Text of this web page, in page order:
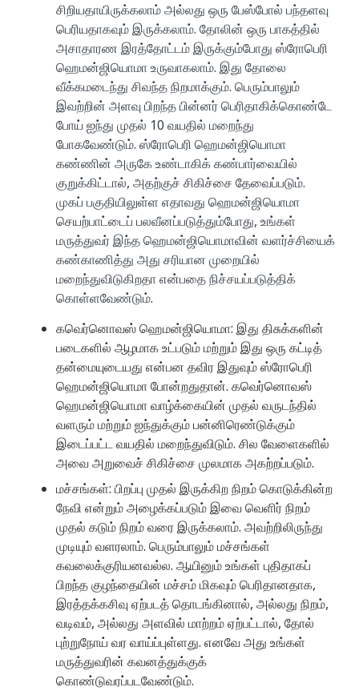
சிறியதாயிருக்கலாம் அல்லது ஒரு பேஸ்போல் பந்தளவு
பெரியதாகவும் இருக்கலாம். தோலின் ஒரு பாகத்தில்
அசாதாரண இரத்தோட்டம் இருக்கும்போது ஸ்ரோபெரி
ஹெமன்ஜியொமா உருவாகலாம். இது தோலை
வீக்கமடைந்து சிவந்த நிறமாக்கும். பெரும்பாலும்
இவற்றின் அளவு பிறந்த பின்னர் பெரிதாகிக்கொண்டே
போய் ஐந்து முதல் 10 வயதில் மறைந்து
போகவேண்டும். ஸ்ரோபெரி ஹெமன்ஜியொமா
கண்ணின் அருகே உண்டாகிக் கண்பார்வையில்
குறுக்கிட்டால், அதற்குச் சிகிச்சை தேவைப்படும்.
முகப் பகுதியிலுள்ள எதாவது ஹெமன்ஜியொமா
செயற்பாட்டைப் பலவீனப்படுத்தும்போது, உங்கள்
மருத்துவர் இந்த ஹெமன்ஜியொமாவின் வளர்ச்சியைக்
கண்காணித்து அது சரியான முறையில்
மறைந்துவிடுகிறதா என்பதை நிச்சயப்படுத்திக்
கொள்ளவேண்டும்.
கவெர்னொவஸ் ஹெமன்ஜியொமா: இது திசுக்களின்
படைகளில் ஆழமாக உட்படும் மற்றும் இது ஒரு கட்டித்
தன்மையுடையது என்பன தவிர இதுவும் ஸ்ரோபெரி
ஹெமன்ஜியொமா போன்றதுதான். கவெர்னொவஸ்
ஹெமன்ஜியொமா வாழ்க்கையின் முதல் வருடந்தில்
வளரும் மற்றும் ஐந்துக்கும் பன்னிரெண்டுக்கும்
இடைப்பட்ட வயதில் மறைந்துவிடும். சில வேளைகளில்
அவை அறுவைச் சிகிச்சை முலமாக அகற்றப்படும்.
மச்சங்கள்: பிறப்பு முதல் இருக்கிற நிறம் கொடுக்கின்ற
நேவி என்றும் அழைக்கப்படும் இவை வெளிர் நிறம்
முதல் கடும் நிறம் வரை இருக்கலாம். அவற்றிலிருந்து
முடியும் வளரலாம். பெரும்பாலும் மச்சங்கள்
கவலைக்குரியனவல்ல. ஆயினும் உங்கள் புதிதாகப்
பிறந்த குழந்தையின் மச்சம் மிகவும் பெரிதானதாக,
இரத்தக்கசிவு ஏற்படத் தொடங்கினால், அல்லது நிறம்,
வடிவம், அல்லது அளவில் மாற்றம் ஏற்பட்டால், தோல்
புற்றுநோய் வர வாய்ப்புள்ளது. எனவே அது உங்கள்
மருத்துவரின் கவனத்துக்குக்
கொண்டுவரப்படவேண்டும்.